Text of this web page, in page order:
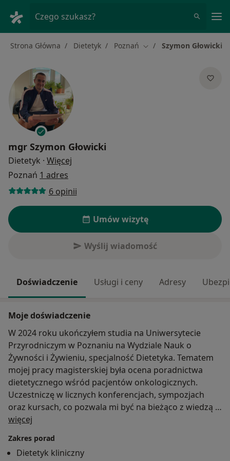
Czego szukasz?
Strona Główna Dietetyk Poznań Zmień miasto
Szymon Głowicki
mgr Szymon Głowicki
Dietetyk · Więcej
Poznań 1 adres
6 opinii
Umów wizytę
Wyślij wiadomość
Doświadczenie Usługi i ceny Adresy
Moje doświadczenie
W 2024 roku ukończyłem studia na Uniwersytecie
Przyrodniczym w Poznaniu na Wydziale Nauk o
Żywności i Żywieniu, specjalność Dietetyka. Tematem
mojej pracy magisterskiej była ocena poradnictwa
dietetycznego wśród pacjentów onkologicznych.
Uczestniczę w licznych konferencjach, sympozjach
oraz kursach, co pozwala mi być na bieżąco z wiedzą w
zakresie leczenia żywieniowego oraz dopasowywać ją
Specjalizuje się w układaniu indywidualnych
więcej
Zakres porad
Dietetyk kliniczny